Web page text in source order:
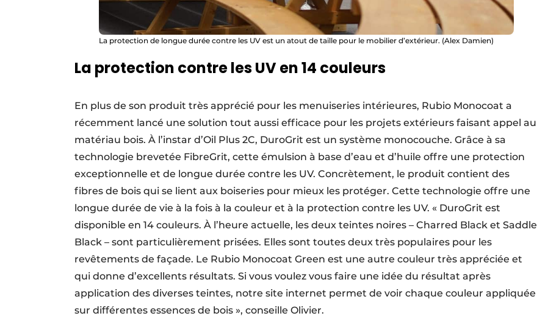
La protection de longue durée contre les UV est un atout de taille pour le mobilier d’extérieur. (Alex Damien)
La protection contre les UV en 14 couleurs
En plus de son produit très apprécié pour les menuiseries intérieures, Rubio Monocoat a
récemment lancé une solution tout aussi efficace pour les projets extérieurs faisant appel au
matériau bois. À l’instar d’Oil Plus 2C, DuroGrit est un système monocouche. Grâce à sa
technologie brevetée FibreGrit, cette émulsion à base d’eau et d’huile offre une protection
exceptionnelle et de longue durée contre les UV. Concrètement, le produit contient des
fibres de bois qui se lient aux boiseries pour mieux les protéger. Cette technologie offre une
longue durée de vie à la fois à la couleur et à la protection contre les UV. « DuroGrit est
disponible en 14 couleurs. À l’heure actuelle, les deux teintes noires – Charred Black et Saddle
Black – sont particulièrement prisées. Elles sont toutes deux très populaires pour les
revêtements de façade. Le Rubio Monocoat Green est une autre couleur très appréciée et
qui donne d’excellents résultats. Si vous voulez vous faire une idée du résultat après
application des diverses teintes, notre site internet permet de voir chaque couleur appliquée
sur différentes essences de bois », conseille Olivier.